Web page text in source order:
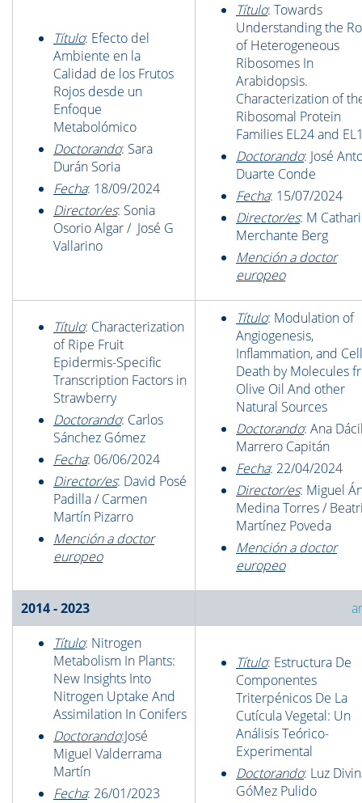
Título: Efecto del
Ambiente en la
Calidad de los Frutos
Rojos desde un
Enfoque
Metabolómico
Doctorando: Sara
Durán Soria
Fecha: 18/09/2024
Director/es: Sonia
Osorio Algar / José G
Vallarino
Título: Towards
Understanding the
of Heterogeneous
Ribosomes In
Arabidopsis.
Characterization of
Ribosomal Protein
Families EL24 and
Doctorando: José
Duarte Conde
Fecha: 15/07/2024
Director/es: M
Merchante Berg
Mención a doctor
europeo
Título: Characterization
of Ripe Fruit
Epidermis-Specific
Transcription Factors in
Strawberry
Doctorando: Carlos
Sánchez Gómez
Fecha: 06/06/2024
Director/es: David Posé
Padilla / Carmen
Martín Pizarro
Mención a doctor
europeo
Título: Modulation of
Angiogenesis,
Inflammation, and Cell
Death by Molecules
Olive Oil And other
Natural Sources
Doctorando: Ana
Marrero Capitán
Fecha: 22/04/2024
Director/es: Miguel
Medina Torres /
Martínez Poveda
Mención a doctor
europeo
2014 - 2023
Título: Nitrogen
Metabolism In Plants:
New Insights Into
Nitrogen Uptake And
Assimilation In Conifers
Doctorando:José
Miguel Valderrama
Martín
Fecha: 26/01/2023
Título: Estructura De
Componentes
Triterpénicos De La
Cutícula Vegetal: Un
Análisis Teórico-
Experimental
Doctorando: Luz
GóMez Pulido